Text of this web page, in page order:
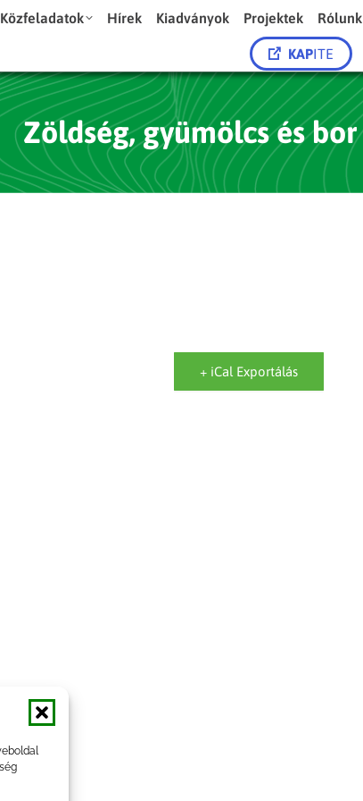
Közfeladatok Hírek Kiadványok Projektek Rólunk
KAPITE
Zöldség, gyümölcs és bor
+ iCal Exportálás